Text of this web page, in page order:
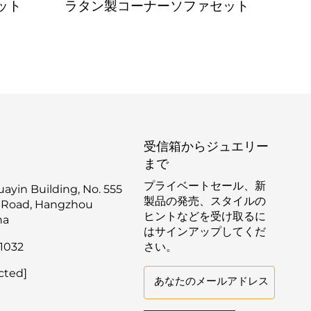
ト ラタン製コーナーソファセット
Building, No. 555
Hangzhou
受信箱からジュエリー
まで
プライベートセール、新
製品の発売、スタイルの
ヒントなどを受け取るに
はサインアップしてくだ
さい。
あなたのメールアドレス